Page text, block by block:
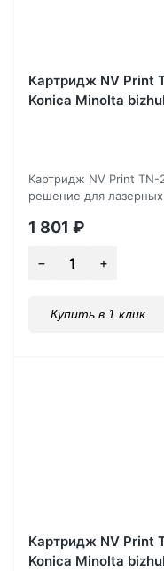
Картридж NV Print
Konica Minolta
Картридж NV Print
решение для
1 801 ₽
Купить в 1 клик
Картридж NV Print
Konica Minolta